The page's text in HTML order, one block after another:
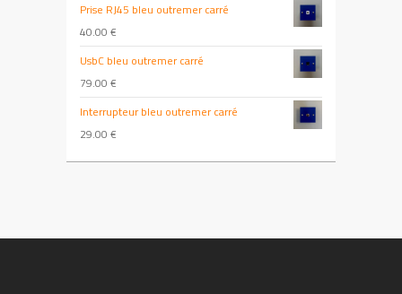
Prise RJ45 bleu outremer carré
40.00 €
UsbC bleu outremer carré
79.00 €
Interrupteur bleu outremer carré
29.00 €